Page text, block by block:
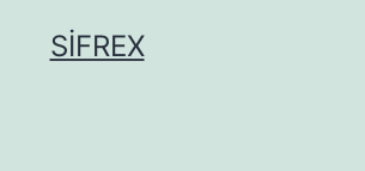
SIFREX